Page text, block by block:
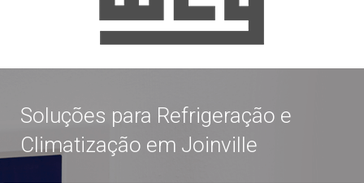
Soluções para Refrigeração e
Climatização em Joinville